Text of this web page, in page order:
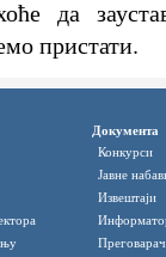
да
пристати.
Документа
Конкурси
Јавне
Извештаји